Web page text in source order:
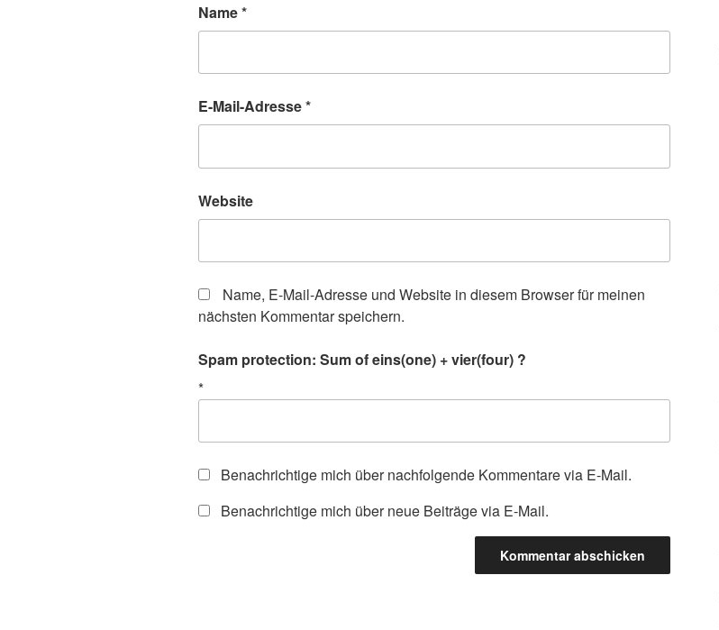
Name*
E-Mail-Adresse*
Website
Name, E-Mail-Adresse und Website in diesem Browser für meinen
nächsten Kommentar speichern.
Spam protection: Sum of eins(one) + vier(four) ?
*
Benachrichtige mich über nachfolgende Kommentare via E-Mail.
Benachrichtige mich über neue Beiträge via E-Mail.